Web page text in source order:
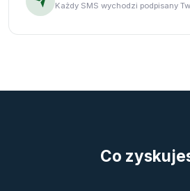
Każdy SMS wychodzi podpisany
Co